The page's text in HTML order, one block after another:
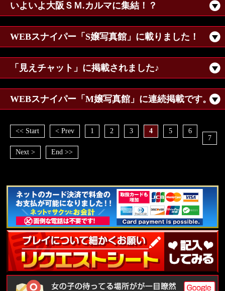
いよいよ大阪ＳＭ.カルマに集結！？
WEBスナイパー「S嬢写真館」に載りました！
「見えチャット」に掲載されました♪
WEBスナイパー「M嬢写真館」に連続掲載です。
<< Start < Prev 1 2 3 4 5
6
7
Next >
End >>